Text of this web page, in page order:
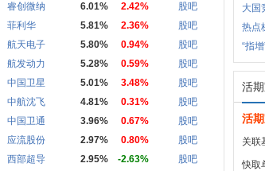
睿创微纳
6.01% 2.42%
股吧
菲利华
5.81% 2.36%
股吧
航天电子
5.80% 0.94%
股吧
航发动力
5.28% 0.59%
股吧
中国卫星
5.01% 3.48%
股吧
中航沈飞
4.81% 0.31%
股吧
中国卫通
3.96% 0.67%
股吧
应流股份
2.97% 0.80%
股吧
西部超导
2.95% -2.63%
股吧
大国
热点
“指
活
活
关联
快取